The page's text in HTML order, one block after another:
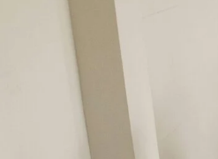
Hauptinhalt